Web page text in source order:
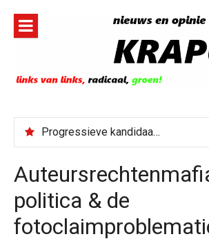
inhoud
Progressieve kandidaat El-Sayed senaatskandidaat Michigan
politica & de